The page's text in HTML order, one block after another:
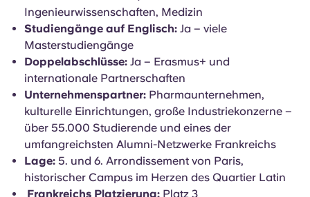
Frankreich-Rangliste:#3
Weltrangliste:#76 (THE 2026)
Schwerpunktbereiche:
Sozialwissenschaften, Natur- und
Ingenieurwissenschaften, Medizin
Studiengänge auf Englisch:Ja – viele
Masterstudiengänge
Doppelabschlüsse:Ja – Erasmus+ und
internationale Partnerschaften
Unternehmenspartner:Pharmaunternehmen,
kulturelle Einrichtungen, große Industriekonzerne –
über 55.000 Studierende und eines der